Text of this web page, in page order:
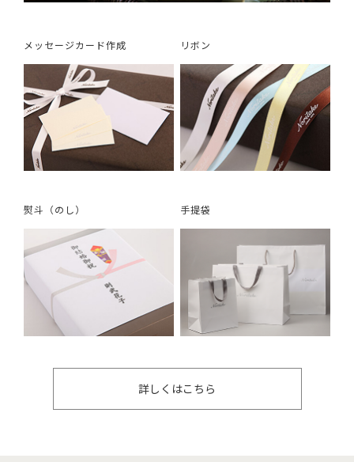
メッセージカード作成 リボン
熨斗（のし） 手提袋
詳しくはこちら